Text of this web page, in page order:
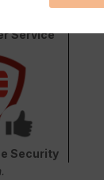
Service
Security